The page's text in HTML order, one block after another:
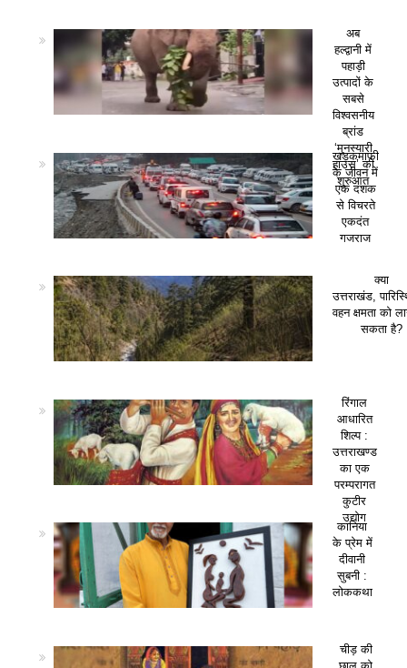
अब
हल्द्वानी में
पहाड़ी
उत्पादों के
सबसे
विश्वसनीय
ब्रांड
‘मुनस्यारी
हाउस’ की
शुरुआत
खड़कमाफी
के जीवन में
एक दशक
से विचरते
एकदंत
गजराज
क्या
उत्तराखंड,
वहन क्षमता को
सकता है?
रिंगाल
आधारित
शिल्प :
उत्तराखण्ड
का एक
परम्परागत
कुटीर
उद्योग
कानिया
के प्रेम में
दीवानी
सुबनी :
लोककथा
चीड़ की